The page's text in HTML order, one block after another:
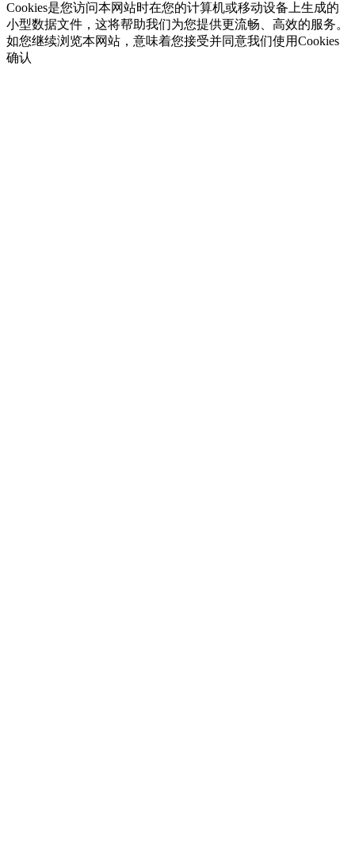
Cookies是您访问本网站时在您的计算机或移动设备上生成的
小型数据文件，这将帮助我们为您提供更流畅、高效的服务。
如您继续浏览本网站，意味着您接受并同意我们使用Cookies
确认